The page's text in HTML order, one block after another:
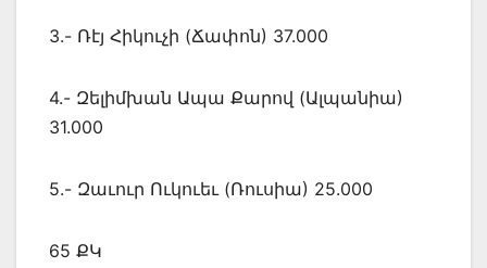
3.- Ռէյ Հիկուչի (Ճափոն) 37.000
4.- Զելիմխան Ապա Քարով (Ալպանիա)
31.000
5.- Զաւուր Ուկուեւ (Ռուսիա) 25.000
65 ՔԿ